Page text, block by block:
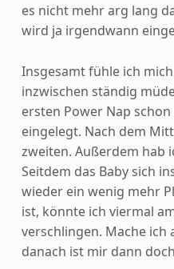
es nicht mehr arg lang
wird ja irgendwann
Insgesamt fühle ich
inzwischen ständig
ersten Power Nap
eingelegt. Nach dem
zweiten. Außerdem hab
Seitdem das Baby sich
wieder ein wenig mehr
ist, könnte ich viermal
verschlingen. Mache ich
danach ist mir dann